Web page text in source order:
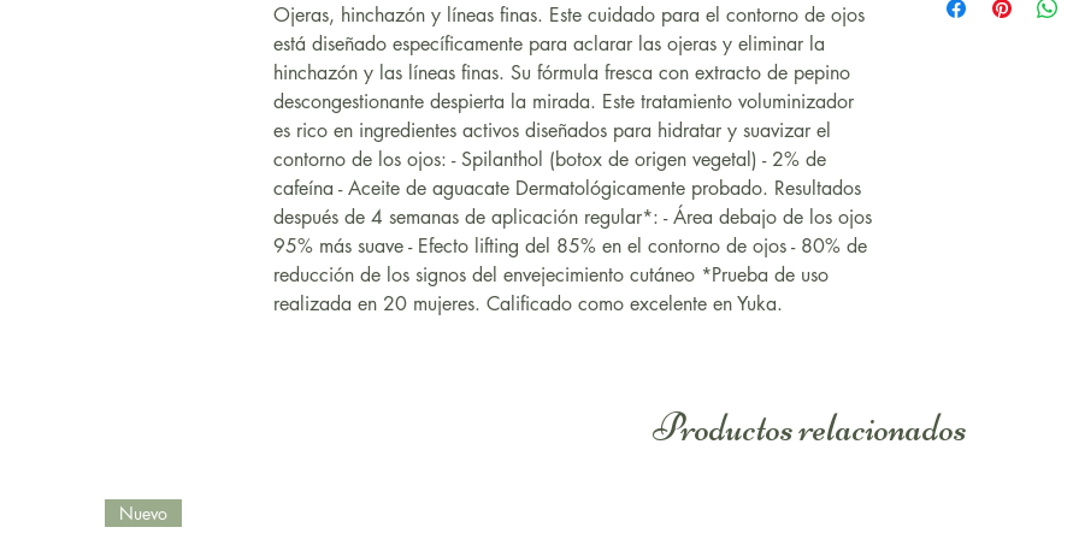
Ojeras, hinchazón y líneas finas. Este cuidado para el contorno de ojos
está diseñado específicamente para aclarar las ojeras y eliminar la
hinchazón y las líneas finas. Su fórmula fresca con extracto de pepino
descongestionante despierta la mirada. Este tratamiento voluminizador
es rico en ingredientes activos diseñados para hidratar y suavizar el
contorno de los ojos: - Spilanthol (botox de origen vegetal) - 2% de
cafeína - Aceite de aguacate Dermatológicamente probado. Resultados
después de 4 semanas de aplicación regular*: - Área debajo de los ojos
95% más suave - Efecto lifting del 85% en el contorno de ojos - 80% de
reducción de los signos del envejecimiento cutáneo *Prueba de uso
realizada en 20 mujeres. Calificado como excelente en Yuka.
glyceryl stearate
Productos relacionados
Nuevo